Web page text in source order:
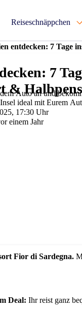
Reiseschnäppchen
entdecken: 7 Tage
7
&Auto an und
ideal mit Eurem
17:30 Uhr
einem Jahr
Fior di Sardegna.
Deal: Ihr reist ganz